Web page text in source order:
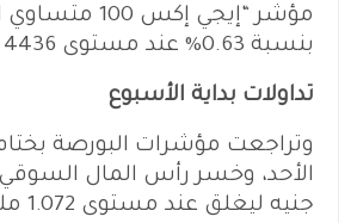
مؤشر “إيجي إكس 100
بنسبة 0.63% عند مستوى 4436 نقطة.
تداولات بداية الأسبوع
وتراجعت مؤشرات البورصة
جنيه ليغلق عند مستوى 1.072 مليار جنيه.